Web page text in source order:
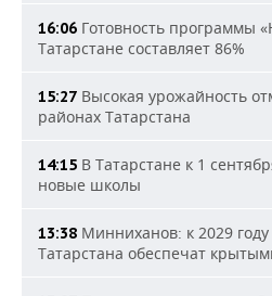
16:06 Готовность программы
Татарстане составляет 86%
15:27 Высокая урожайность
районах Татарстана
14:15 В Татарстане к 1
новые школы
13:38 Минниханов: к 2029
Татарстана обеспечат